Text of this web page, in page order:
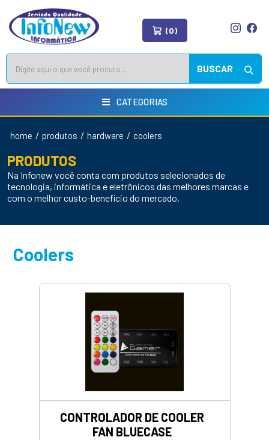
(0)
BUSCAR
CATEGORIAS
home / produtos / hardware / coolers
PRODUTOS
Na Infonew você conta com produtos selecionados de
tecnologia, informática e eletrônicos das melhores marcas e
com o melhor custo-benefício do mercado.
Coolers
CONTROLADOR DE COOLER
FAN BLUECASE